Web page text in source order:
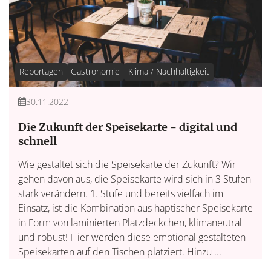
Reportagen Gastronomie Klima / Nachhaltigkeit
30.11.2022
Die Zukunft der Speisekarte - digital und
schnell
Wie gestaltet sich die Speisekarte der Zukunft? Wir
gehen davon aus, die Speisekarte wird sich in 3 Stufen
stark verändern. 1. Stufe und bereits vielfach im
Einsatz, ist die Kombination aus haptischer Speisekarte
in Form von laminierten Platzdeckchen, klimaneutral
und robust! Hier werden diese emotional gestalteten
Speisekarten auf den Tischen platziert. Hinzu ...